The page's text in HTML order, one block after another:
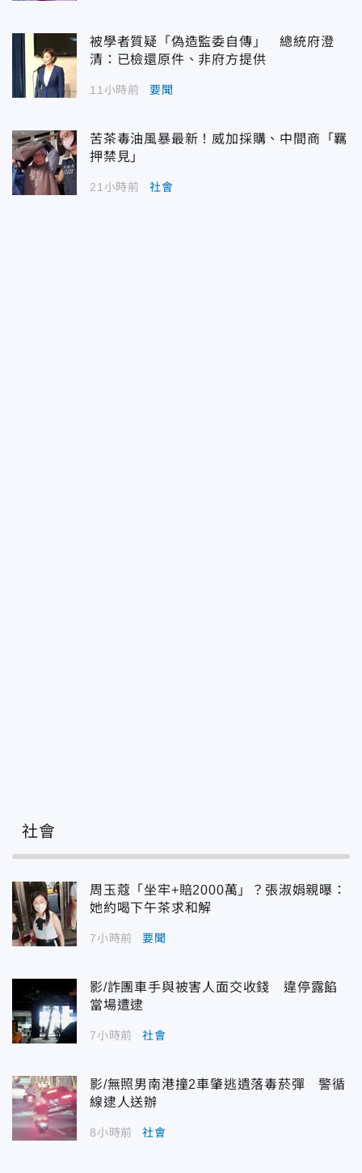
被學者質疑「偽造監委自傳」 總統府澄
清：已檢還原件、非府方提供
11小時前 要聞
苦茶毒油風暴最新！威加採購、中間商「羈
押禁見」
21小時前 社會
社會
周玉蔻「坐牢+賠2000萬」？張淑娟親曝：
她約喝下午茶求和解
7小時前 要聞
影/詐團車手與被害人面交收錢 違停露餡
當場遭逮
7小時前 社會
影/無照男南港撞2車肇逃遺落毒菸彈 警循
線逮人送辦
8小時前 社會